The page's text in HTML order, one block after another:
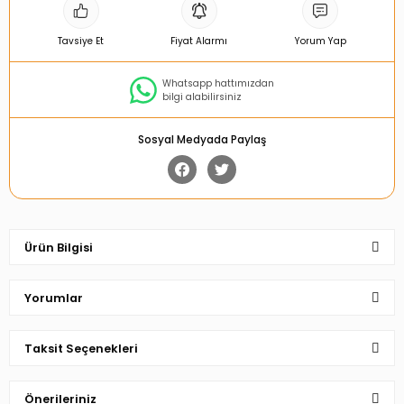
Tavsiye Et Fiyat Alarmı Yorum Yap
Whatsapp hattımızdan
bilgi alabilirsiniz
Sosyal Medyada Paylaş
Ürün Bilgisi
Yorumlar
Taksit Seçenekleri
Önerileriniz